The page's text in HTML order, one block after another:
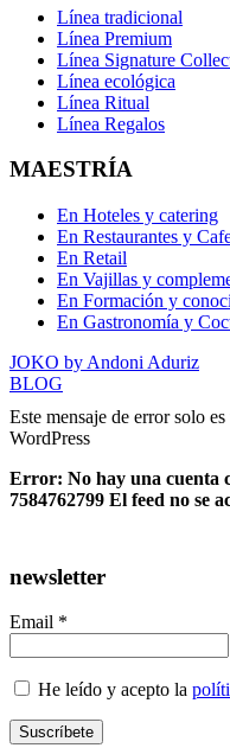
Línea tradicional
Línea Premium
Línea Signature
Línea ecológica
Línea Ritual
Línea Regalos
MAESTRÍA
En Hoteles y catering
En Restaurantes y
En Retail
En Vajillas y
En Formación y
En Gastronomía y
JOKO by Andoni Aduriz
BLOG
Este mensaje de error solo
WordPress
Error: No hay una cuenta
7584762799 El feed no se
newsletter
Email *
He leído y acepto la